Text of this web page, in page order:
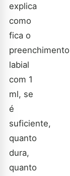
explica
como
fica o
preenchimento
labial
com 1
ml, se
é
suficiente,
quanto
dura,
quanto